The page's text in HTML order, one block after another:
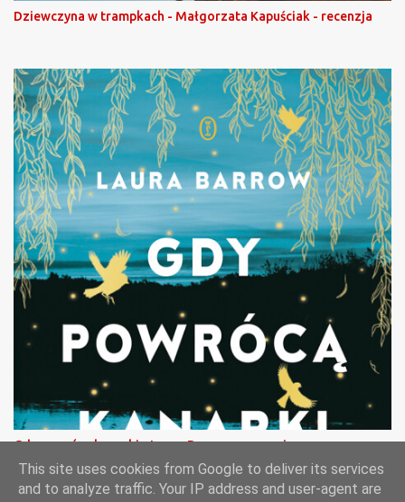
Dziewczyna w trampkach - Małgorzata Kapuściak - recenzja
Gdy powrócą kanarki - Laura Barrow - recenzja
This site uses cookies from Google to deliver its services
and to analyze traffic. Your IP address and user-agent are